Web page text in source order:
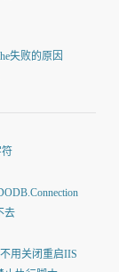
失败的原因
去
用关闭重启IIS